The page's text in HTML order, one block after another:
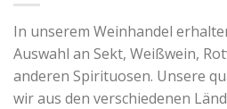
In unserem Weinhandel
Auswahl an Sekt, Weißwein,
anderen Spirituosen. Unsere
wir aus den verschiedenen